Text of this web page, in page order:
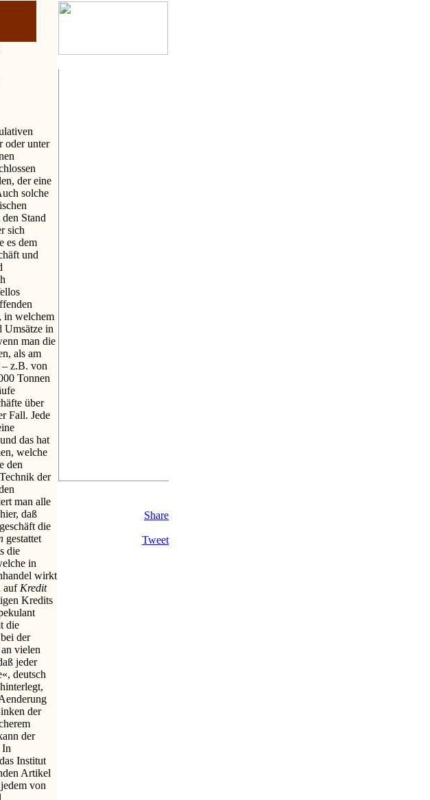
Share
Tweet
oder unter
der eine
solche
Stand
sich
es dem
und
in welchem
Umsätze in
man die
als am
– z.B. von
Tonnen
über
Fall. Jede
das hat
welche
den
der
man alle
daß
die
gestattet
die
in
wirkt
auf Kredit
Kredits
die
der
vielen
jeder
deutsch
der
der
In
Institut
Artikel
von